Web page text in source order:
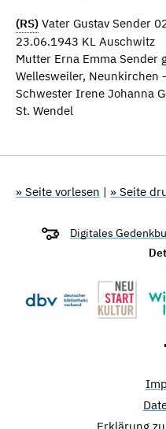
(RS) Vater Gustav Sender
23.06.1943 KL Auschwitz
Mutter Erna Emma Sender
Wellesweiler, Neunkirchen
Schwester Irene Johanna
St. Wendel
» Seite vorlesen | » Seite
Digitales